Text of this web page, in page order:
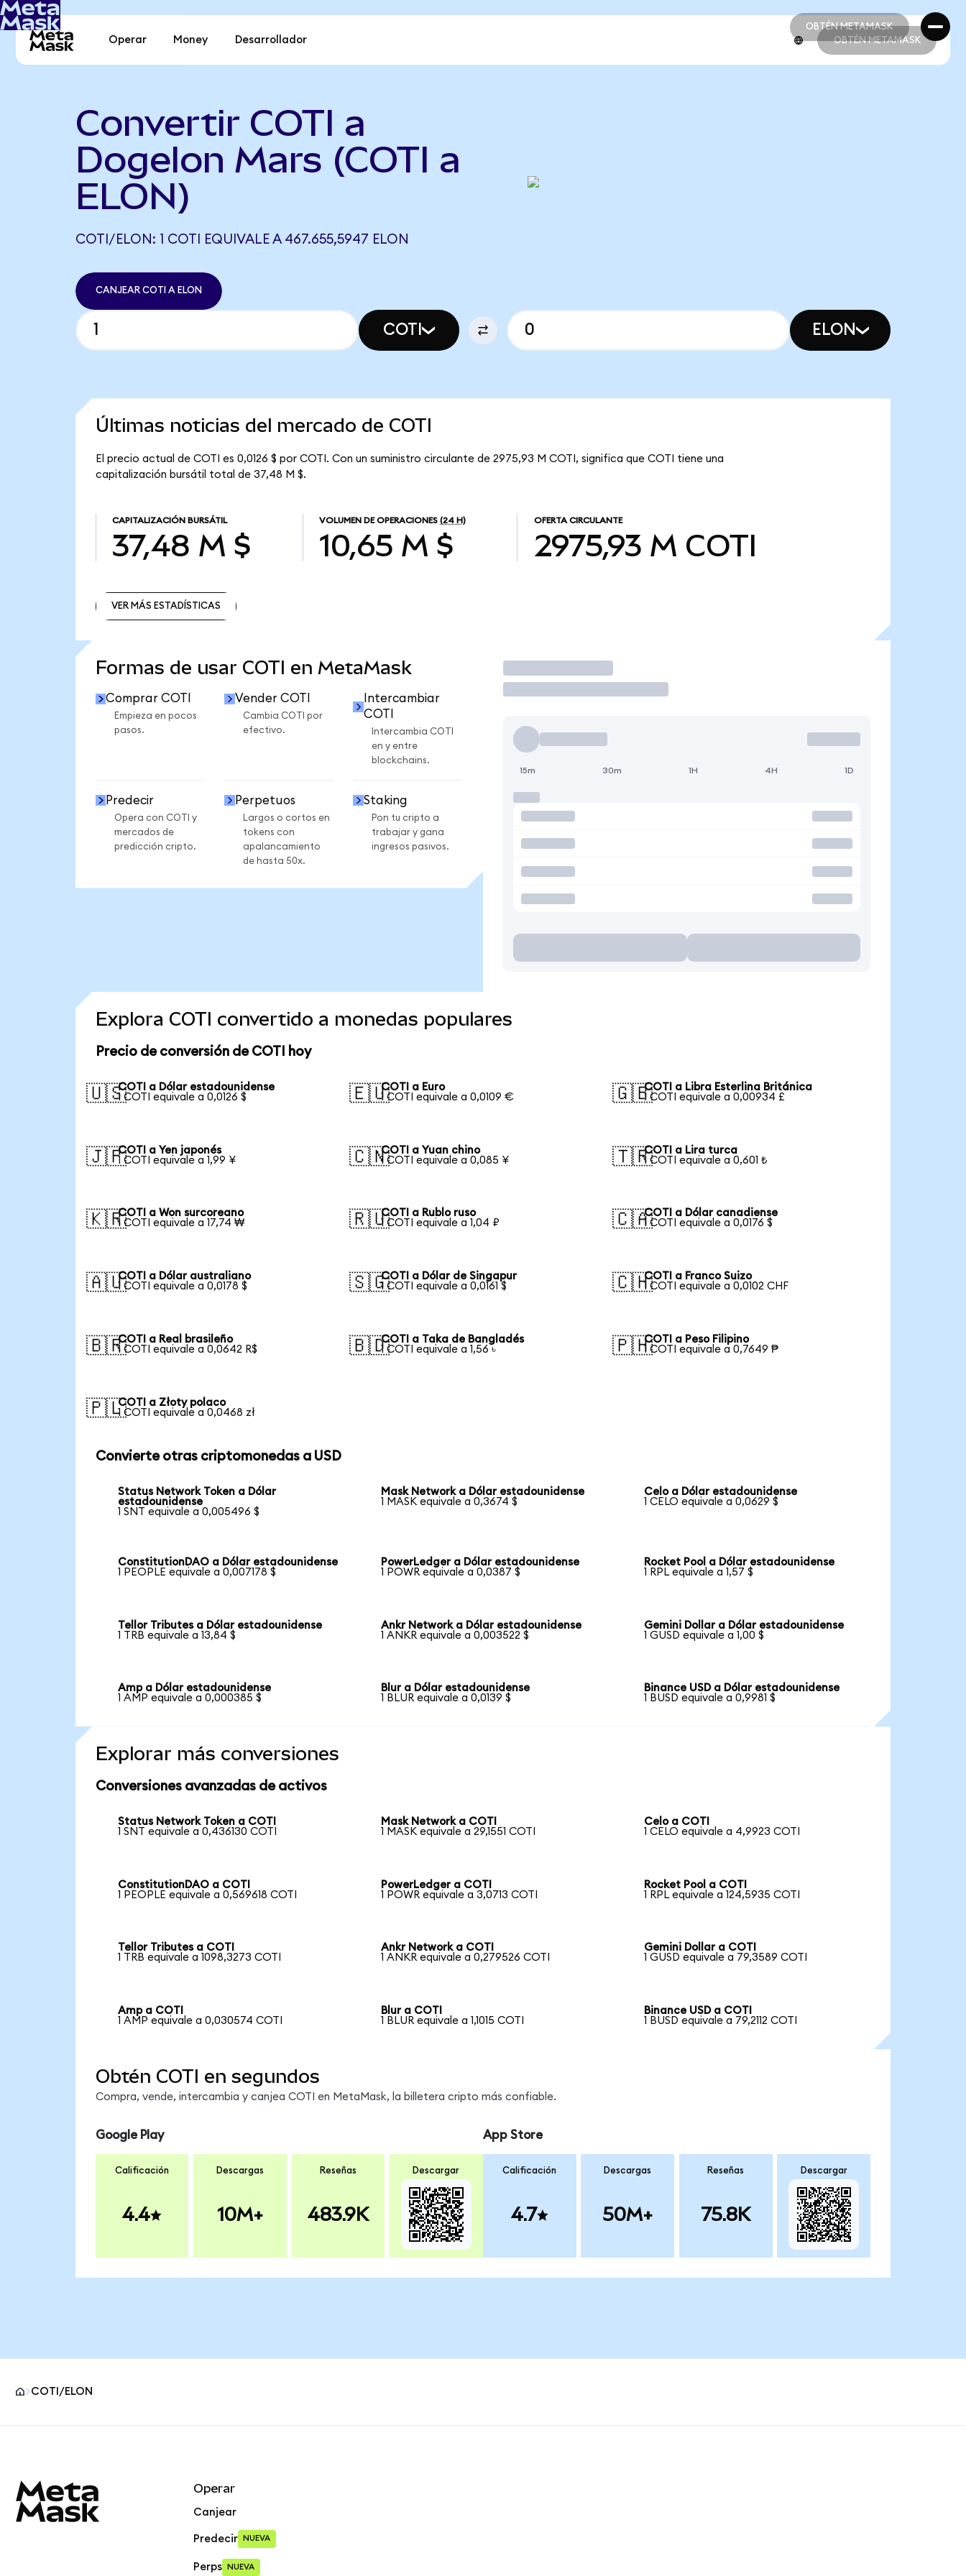
OBTÉN METAMASK
OBTÉN METAMASK
Operar Money Desarrollador OBTÉN METAMASK
Convertir COTI a
Dogelon Mars (COTI a
ELON)
COTI/ELON: 1 COTI EQUIVALE A 467.655,5947 ELON
CANJEAR COTI A ELON
COTI ELON
Últimas noticias del mercado de COTI
El precio actual de COTI es 0,0126 $ por COTI. Con un suministro circulante de 2975,93 M COTI, significa que COTI tiene una
capitalización bursátil total de 37,48 M $.
CAPITALIZACIÓN BURSÁTIL
37,48 M $
VOLUMEN DE OPERACIONES (24 H)
10,65 M $
OFERTA CIRCULANTE
2975,93 M COTI
VER MÁS ESTADÍSTICAS
Formas de usar COTI en MetaMask
Comprar COTI
Empieza en pocos
pasos.
Vender COTI
Cambia COTI por
efectivo.
Intercambiar
COTI
Intercambia COTI
en y entre
blockchains.
Predecir
Opera con COTI y
mercados de
predicción cripto.
Perpetuos
Largos o cortos en
tokens con
apalancamiento
de hasta 50x.
Staking
Pon tu cripto a
trabajar y gana
ingresos pasivos.
Operar
15m 30m 1H 4H 1D
Explora COTI convertido a monedas populares
Precio de conversión de COTI hoy
🇺🇸COTI a Dólar estadounidense
1 COTI equivale a 0,0126 $
🇪🇺COTI a Euro
1 COTI equivale a 0,0109 €
🇬🇧COTI a Libra Esterlina Británica
1 COTI equivale a 0,00934 £
🇯🇵COTI a Yen japonés
1 COTI equivale a 1,99 ¥
🇨🇳COTI a Yuan chino
1 COTI equivale a 0,085 ¥
🇹🇷COTI a Lira turca
1 COTI equivale a 0,601 ₺
🇰🇷COTI a Won surcoreano
1 COTI equivale a 17,74 ₩
🇷🇺COTI a Rublo ruso
1 COTI equivale a 1,04 ₽
🇨🇦COTI a Dólar canadiense
1 COTI equivale a 0,0176 $
🇦🇺COTI a Dólar australiano
1 COTI equivale a 0,0178 $
🇸🇬COTI a Dólar de Singapur
1 COTI equivale a 0,0161 $
🇨🇭COTI a Franco Suizo
1 COTI equivale a 0,0102 CHF
🇧🇷COTI a Real brasileño
1 COTI equivale a 0,0642 R$
🇧🇩COTI a Taka de Bangladés
1 COTI equivale a 1,56 ৳
🇵🇭COTI a Peso Filipino
1 COTI equivale a 0,7649 ₱
🇵🇱COTI a Złoty polaco
1 COTI equivale a 0,0468 zł
Convierte otras criptomonedas a USD
Status Network Token a Dólar
estadounidense
1 SNT equivale a 0,005496 $
Mask Network a Dólar estadounidense
1 MASK equivale a 0,3674 $
Celo a Dólar estadounidense
1 CELO equivale a 0,0629 $
ConstitutionDAO a Dólar estadounidense
1 PEOPLE equivale a 0,007178 $
PowerLedger a Dólar estadounidense
1 POWR equivale a 0,0387 $
Rocket Pool a Dólar estadounidense
1 RPL equivale a 1,57 $
Tellor Tributes a Dólar estadounidense
1 TRB equivale a 13,84 $
Ankr Network a Dólar estadounidense
1 ANKR equivale a 0,003522 $
Gemini Dollar a Dólar estadounidense
1 GUSD equivale a 1,00 $
Amp a Dólar estadounidense
1 AMP equivale a 0,000385 $
Blur a Dólar estadounidense
1 BLUR equivale a 0,0139 $
Binance USD a Dólar estadounidense
1 BUSD equivale a 0,9981 $
Explorar más conversiones
Conversiones avanzadas de activos
Status Network Token a COTI
1 SNT equivale a 0,436130 COTI
Mask Network a COTI
1 MASK equivale a 29,1551 COTI
Celo a COTI
1 CELO equivale a 4,9923 COTI
ConstitutionDAO a COTI
1 PEOPLE equivale a 0,569618 COTI
PowerLedger a COTI
1 POWR equivale a 3,0713 COTI
Rocket Pool a COTI
1 RPL equivale a 124,5935 COTI
Tellor Tributes a COTI
1 TRB equivale a 1098,3273 COTI
Ankr Network a COTI
1 ANKR equivale a 0,279526 COTI
Gemini Dollar a COTI
1 GUSD equivale a 79,3589 COTI
Amp a COTI
1 AMP equivale a 0,030574 COTI
Blur a COTI
1 BLUR equivale a 1,1015 COTI
Binance USD a COTI
1 BUSD equivale a 79,2112 COTI
Obtén COTI en segundos
Compra, vende, intercambia y canjea COTI en MetaMask, la billetera cripto más confiable.
Google Play
Calificación
4.4
Descargas
10M+
Reseñas
483.9K
Descargar
App Store
Calificación
4.7
Descargas
50M+
Reseñas
75.8K
Descargar
COTI/ELON
Operar
Canjear
Predecir NUEVA
Perps NUEVA